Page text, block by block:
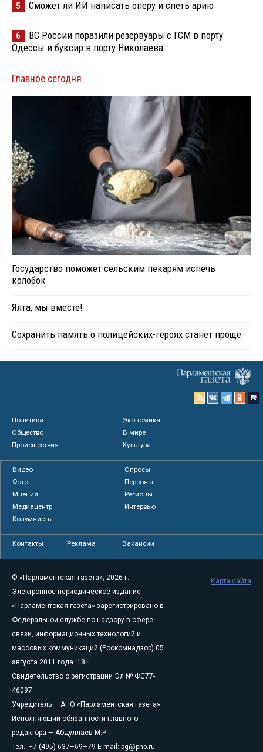
5 Сможет ли ИИ написать оперу и спеть арию
6
ВС России поразили резервуары с ГСМ в порту
Одессы и буксир в порту Николаева
Главное сегодня
Государство поможет сельским пекарям испечь
колобок
Ялта, мы вместе!
Сохранить память о полицейских-героях станет проще
Политика
Экономика
Общество
В мире
Происшествия
Культура
Видео
Опросы
Фото
Персоны
Мнения
Регионы
Медиацентр
Интервью
Колумнисты
Контакты Реклама Вакансии
© «Парламентская газета», 2026 г.
Электронное периодическое издание
«Парламентская газета» зарегистрировано в
Федеральной службе по надзору в сфере
связи, информационных технологий и
массовых коммуникаций (Роскомнадзор) 05
августа 2011 года. 18+
Свидетельство о регистрации Эл № ФС77-
46097
Учредитель — АНО «Парламентская газета»
Исполняющий обязанности главного
редактора — Абдуллаев М.Р.
Тел.: +7 (495) 637–69–79 E-mail: pg@pnp.ru
Карта сайта